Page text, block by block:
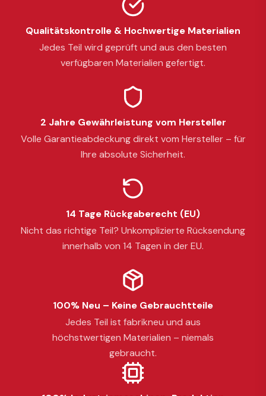
Qualitätskontrolle & Hochwertige Materialien
Jedes Teil wird geprüft und aus den besten
verfügbaren Materialien gefertigt.
2 Jahre Gewährleistung vom Hersteller
Volle Garantieabdeckung direkt vom Hersteller – für
Ihre absolute Sicherheit.
14 Tage Rückgaberecht (EU)
Nicht das richtige Teil? Unkomplizierte Rücksendung
innerhalb von 14 Tagen in der EU.
100% Neu – Keine Gebrauchtteile
Jedes Teil ist fabrikneu und aus
höchstwertigen Materialien – niemals
gebraucht.